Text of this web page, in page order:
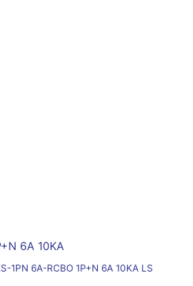
1PN 6A-RCBO 1P+N 6A 10KA LS